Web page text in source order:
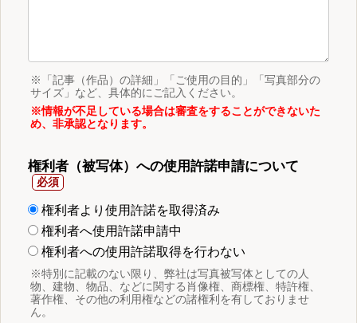
※「記事（作品）の詳細」「ご使用の目的」「写真部分の
サイズ」など、具体的にご記入ください。
※情報が不足している場合は審査をすることができないた
め、非承認となります。
権利者（被写体）への使用許諾申請について
権利者より使用許諾を取得済み
権利者へ使用許諾申請中
権利者への使用許諾取得を行わない
※特別に記載のない限り、弊社は写真被写体としての人
物、建物、物品、などに関する肖像権、商標権、特許権、
著作権、その他の利用権などの諸権利を有しておりませ
ん。